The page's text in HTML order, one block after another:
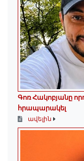
Գոռ Հակոբյանը
հրապարակել
ավելին